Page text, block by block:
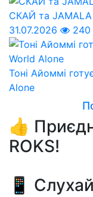
СКАЙ та JAMALA
31.07.2026
240
Тоні Айоммі
Alone
👍
ROKS!
📱